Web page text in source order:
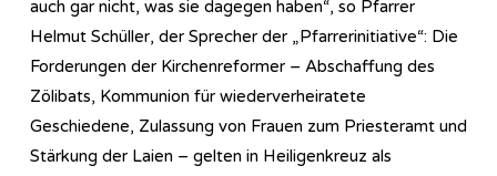
auch gar nicht, was sie dagegen haben“, so Pfarrer
Helmut Schüller, der Sprecher der „Pfarrerinitiative“: Die
Forderungen der Kirchenreformer – Abschaffung des
Zölibats, Kommunion für wiederverheiratete
Geschiedene, Zulassung von Frauen zum Priesteramt und
Stärkung der Laien – gelten in Heiligenkreuz als